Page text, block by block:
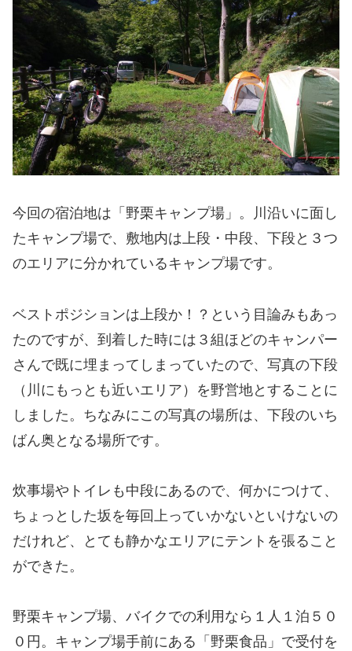
今回の宿泊地は「野栗キャンプ場」。川沿いに面し
たキャンプ場で、敷地内は上段・中段、下段と３つ
のエリアに分かれているキャンプ場です。
ベストポジションは上段か！？という目論みもあっ
たのですが、到着した時には３組ほどのキャンパー
さんで既に埋まってしまっていたので、写真の下段
（川にもっとも近いエリア）を野営地とすることに
しました。ちなみにこの写真の場所は、下段のいち
ばん奥となる場所です。
炊事場やトイレも中段にあるので、何かにつけて、
ちょっとした坂を毎回上っていかないといけないの
だけれど、とても静かなエリアにテントを張ること
ができた。
野栗キャンプ場、バイクでの利用なら１人１泊５０
０円。キャンプ場手前にある「野栗食品」で受付を